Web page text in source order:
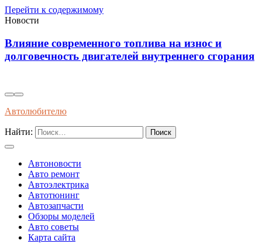
Перейти к содержимому
Новости
Диагностика износостойкости тормозных
колодок через вибрационные и температурные
Автолюбителю
Найти:
Автоновости
Авто ремонт
Автоэлектрика
Автотюнинг
Автозапчасти
Обзоры моделей
Авто советы
Карта сайта